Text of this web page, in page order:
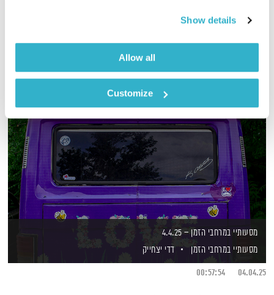
Show details
Allow all
Customize
אודיו
מסעותיי במרחבי הזמן – 4.4.25
מסעותיי במרחבי הזמן
דדי יצחייק
04.04.25
00:57:54